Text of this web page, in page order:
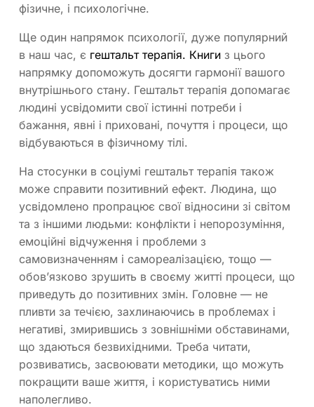
фізичне, і психологічне.
Ще один напрямок психології, дуже популярний
в наш час, є гештальт терапія. Книги з цього
напрямку допоможуть досягти гармонії вашого
внутрішнього стану. Гештальт терапія допомагає
людині усвідомити свої істинні потреби і
бажання, явні і приховані, почуття і процеси, що
відбуваються в фізичному тілі.
На стосунки в соціумі гештальт терапія також
може справити позитивний ефект. Людина, що
усвідомлено пропрацює свої відносини зі світом
та з іншими людьми: конфлікти і непорозуміння,
емоційні відчуження і проблеми з
самовизначенням і самореалізацією, тощо —
обов’язково зрушить в своєму житті процеси, що
приведуть до позитивних змін. Головне — не
пливти за течією, захлинаючись в проблемах і
негативі, змирившись з зовнішніми обставинами,
що здаються безвихідними. Треба читати,
розвиватись, засвоювати методики, що можуть
покращити ваше життя, і користуватись ними
наполегливо.